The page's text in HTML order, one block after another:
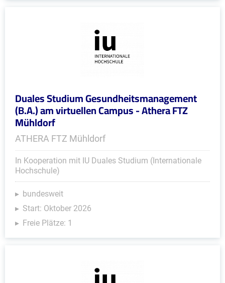
Duales Studium Gesundheitsmanagement
(B.A.) am virtuellen Campus - Athera FTZ
Mühldorf
ATHERA FTZ Mühldorf
In Kooperation mit IU Duales Studium (Internationale
Hochschule)
bundesweit
Start: Oktober 2026
Freie Plätze: 1